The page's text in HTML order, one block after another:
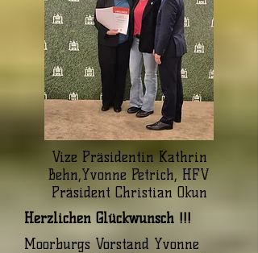
Vize Präsidentin Kathrin
Behn,Yvonne Petrich, HFV
Präsident Christian Okun
Herzlichen Glückwunsch !!!
Moorburgs Vorstand Yvonne